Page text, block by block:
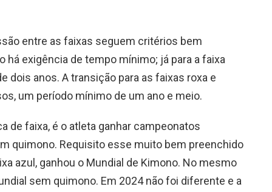
entre as faixas seguem critérios bem
há exigência de tempo mínimo; já para a faixa
dois anos. A transição para as faixas roxa e
um período mínimo de um ano e meio.
de faixa, é o atleta ganhar campeonatos
quimono. Requisito esse muito bem preenchido
azul, ganhou o Mundial de Kimono. No mesmo
sem quimono. Em 2024 não foi diferente e a